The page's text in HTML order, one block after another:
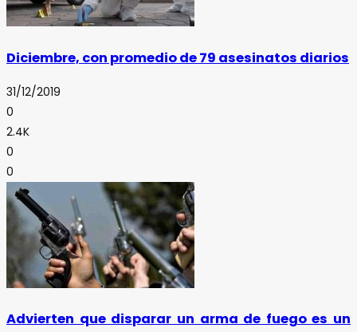
Diciembre, con promedio de 79 asesinatos diarios
31/12/2019
0
2.4K
0
0
Advierten que disparar un arma de fuego es un